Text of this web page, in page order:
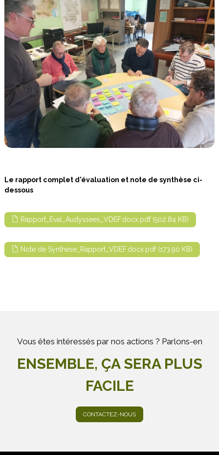
Le rapport complet d'évaluation et note de synthèse ci-
dessous
Rapport_Eval_Audyssees_VDEF.docx.pdf (502.84 KB)
Note de Synthèse_Rapport_VDEF.docx.pdf (173.90 KB)
Vous êtes intéressés par nos actions ? Parlons-en
ENSEMBLE, ÇA SERA PLUS
FACILE
CONTACTEZ-NOUS